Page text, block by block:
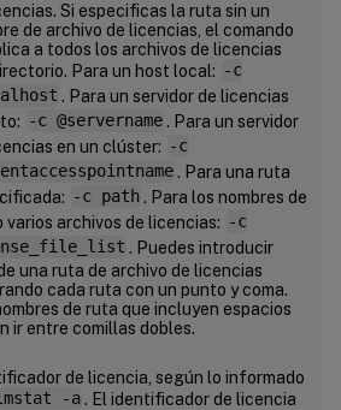
Si especificas la ruta sin un
de archivo de licencias, el comando
a todos los archivos de licencias
Para un host local: -c
. Para un servidor de licencias
-c @servername. Para un servidor
en un clúster: -c
. Para una ruta
-c path . Para los nombres de
varios archivos de licencias: -c
. Puedes introducir
una ruta de archivo de licencias
cada ruta con un punto y coma.
de ruta que incluyen espacios
ir entre comillas dobles.
de licencia, según lo informado
-a. El identificador de licencia